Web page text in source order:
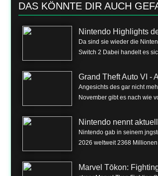
DAS KÖNNTE DIR AUCH
Nintendo Highlights
Da sind sie wieder die
Switch 2 Dabei handelt es
Grand Theft Auto VI -
Angesichts des gar nicht
November gibt es nach wie
Nintendo nennt
Nintendo gab in seinem
2026 weltweit 2368
Marvel Tōkon: